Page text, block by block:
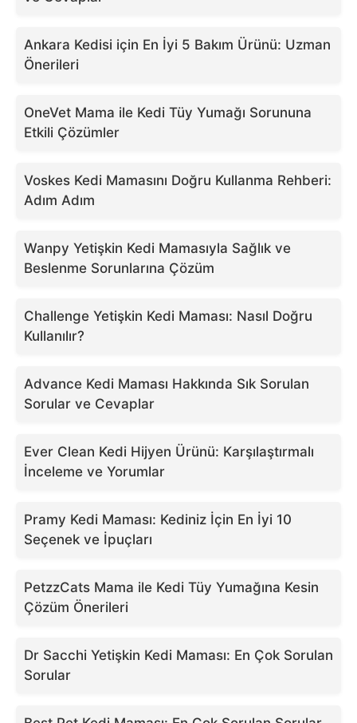
Ankara Kedisi için En İyi 5 Bakım Ürünü: Uzman
Önerileri
OneVet Mama ile Kedi Tüy Yumağı Sorununa
Etkili Çözümler
Voskes Kedi Mamasını Doğru Kullanma Rehberi:
Adım Adım
Wanpy Yetişkin Kedi Mamasıyla Sağlık ve
Beslenme Sorunlarına Çözüm
Challenge Yetişkin Kedi Maması: Nasıl Doğru
Kullanılır?
Advance Kedi Maması Hakkında Sık Sorulan
Sorular ve Cevaplar
Ever Clean Kedi Hijyen Ürünü: Karşılaştırmalı
İnceleme ve Yorumlar
Pramy Kedi Maması: Kediniz İçin En İyi 10
Seçenek ve İpuçları
PetzzCats Mama ile Kedi Tüy Yumağına Kesin
Çözüm Önerileri
Dr Sacchi Yetişkin Kedi Maması: En Çok Sorulan
Sorular